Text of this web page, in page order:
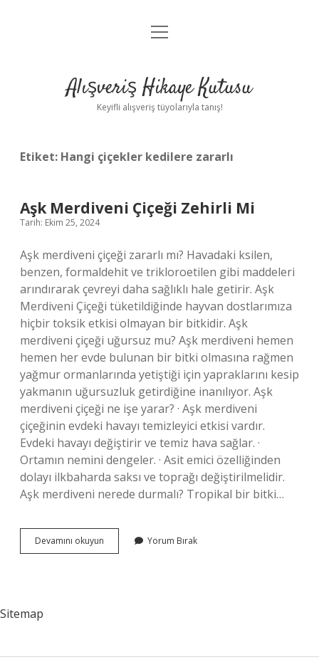
Anasayfa
Yasal Uyarı
menüyü
Alışveriş Hikaye Kutusu
Keyifli alışveriş tüyolarıyla tanış!
Etiket: Hangi çiçekler kedilere zararlı
Aşk Merdiveni Çiçeği Zehirli Mi
Tarih: Ekim 25, 2024
Aşk merdiveni çiçeği zararlı mı? Havadaki ksilen,
benzen, formaldehit ve trikloroetilen gibi maddeleri
arındırarak çevreyi daha sağlıklı hale getirir. Aşk
Merdiveni Çiçeği tüketildiğinde hayvan dostlarımıza
hiçbir toksik etkisi olmayan bir bitkidir. Aşk
merdiveni çiçeği uğursuz mu? Aşk merdiveni hemen
hemen her evde bulunan bir bitki olmasına rağmen
yağmur ormanlarında yetiştiği için yapraklarını kesip
yakmanın uğursuzluk getirdiğine inanılıyor. Aşk
merdiveni çiçeği ne işe yarar? · Aşk merdiveni
çiçeğinin evdeki havayı temizleyici etkisi vardır.
Evdeki havayı değiştirir ve temiz hava sağlar. ·
Ortamın nemini dengeler. · Asit emici özelliğinden
dolayı ilkbaharda saksı ve toprağı değiştirilmelidir.
Aşk merdiveni nerede durmalı? Tropikal bir bitki…
Devamını okuyun
Merdiveni
Yorum Bırak
Sitemap